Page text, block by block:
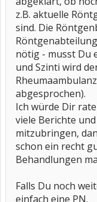
z.B. aktuelle
sind. Die
nötig - musst Du
und Szinti wird
abgesprochen).
Ich würde Dir
viele Berichte
mitzubringen,
schon ein recht
Behandlungen
Falls Du noch
einfach eine PN.